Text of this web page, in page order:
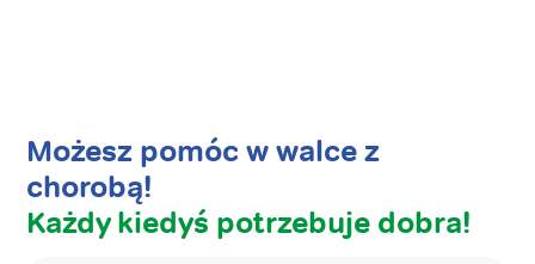
Możesz pomóc w walce z
chorobą!
Każdy kiedyś potrzebuje dobra!